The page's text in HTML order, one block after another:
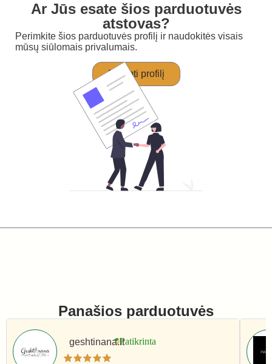
Ar Jūs esate šios parduotuvės
atstovas?
Perimkite šios parduotuvės profilį ir naudokitės visais
mūsų siūlomais privalumais.
Perimti profilį
Panašios parduotuvės
geshtinana.lt